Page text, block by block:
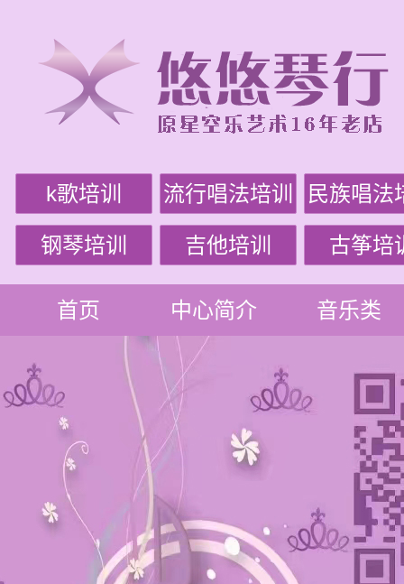
k歌培训 流行唱法培训 民族唱法
钢琴培训 吉他培训 古筝培
首页 中心简介 音乐类